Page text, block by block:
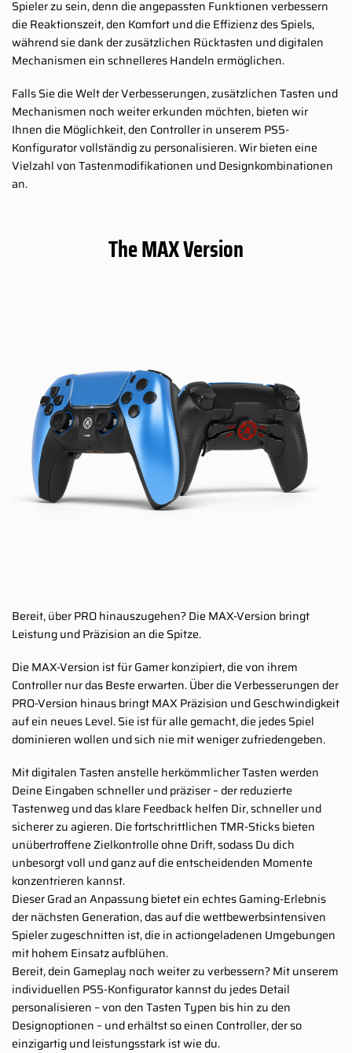
Spieler zu sein, denn die angepassten Funktionen verbessern
die Reaktionszeit, den Komfort und die Effizienz des Spiels,
während sie dank der zusätzlichen Rücktasten und digitalen
Mechanismen ein schnelleres Handeln ermöglichen.
Falls Sie die Welt der Verbesserungen, zusätzlichen Tasten und
Mechanismen noch weiter erkunden möchten, bieten wir
Ihnen die Möglichkeit, den Controller in unserem PS5-
Konfigurator vollständig zu personalisieren. Wir bieten eine
Vielzahl von Tastenmodifikationen und Designkombinationen
an.
The MAX Version
Bereit, über PRO hinauszugehen? Die MAX-Version bringt
Leistung und Präzision an die Spitze.
Die MAX-Version ist für Gamer konzipiert, die von ihrem
Controller nur das Beste erwarten. Über die Verbesserungen der
PRO-Version hinaus bringt MAX Präzision und Geschwindigkeit
auf ein neues Level. Sie ist für alle gemacht, die jedes Spiel
dominieren wollen und sich nie mit weniger zufriedengeben.
Mit digitalen Tasten anstelle herkömmlicher Tasten werden
Deine Eingaben schneller und präziser – der reduzierte
Tastenweg und das klare Feedback helfen Dir, schneller und
sicherer zu agieren. Die fortschrittlichen TMR-Sticks bieten
unübertroffene Zielkontrolle ohne Drift, sodass Du dich
unbesorgt voll und ganz auf die entscheidenden Momente
konzentrieren kannst.
Dieser Grad an Anpassung bietet ein echtes Gaming-Erlebnis
der nächsten Generation, das auf die wettbewerbsintensiven
Spieler zugeschnitten ist, die in actiongeladenen Umgebungen
mit hohem Einsatz aufblühen.
Bereit, dein Gameplay noch weiter zu verbessern? Mit unserem
individuellen PS5-Konfigurator kannst du jedes Detail
personalisieren – von den Tasten Typen bis hin zu den
Designoptionen – und erhältst so einen Controller, der so
einzigartig und leistungsstark ist wie du.